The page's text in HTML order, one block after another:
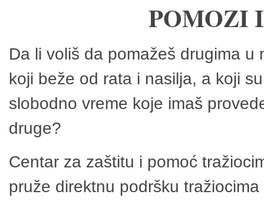
POMOZI
Da li voliš da pomažeš drugima
koji beže od rata i nasilja, a koji
slobodno vreme koje imaš
druge?
Centar za zaštitu i pomoć
pruže direktnu podršku